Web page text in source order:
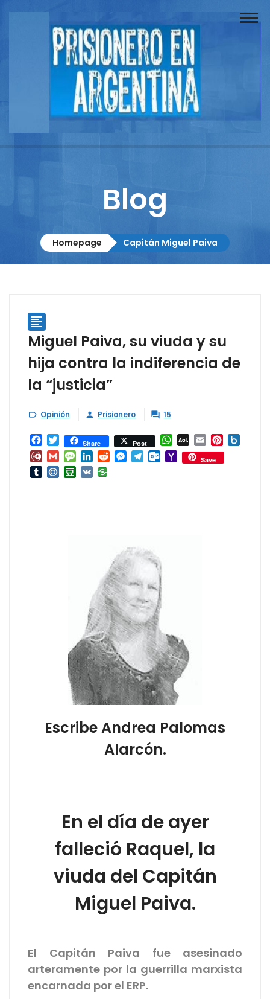
Buscador
Documentos
Columnistas
Contacto
Blog
Homepage Capitán Miguel Paiva

Miguel Paiva, su viuda y su
hija contra la indiferencia de
la “justicia”
 Opinión  Prisionero  15
Facebook
TwitterShare Post WhatsApp
AOL
Mail
Email Pinterest
Diary.Ru
GmailMessage
LinkedIn
RedditMessenger
Telegram
Outlook.com
Yahoo
Mail
Save
TumblrMail.RuDouban
VK
Escribe Andrea Palomas
Alarcón.
En el día de ayer
falleció Raquel, la
viuda del Capitán
Miguel Paiva.
El Capitán Paiva fue asesinado
arteramente por la guerrilla marxista
encarnada por el ERP.